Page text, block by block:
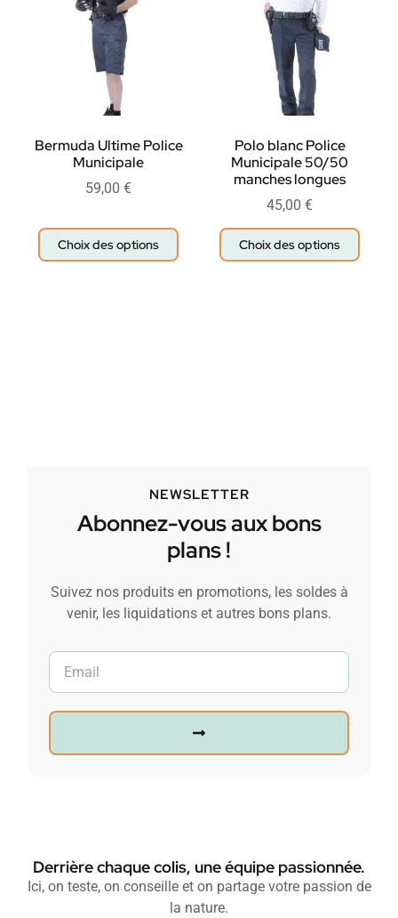
Bermuda Ultime Police
Municipale
59,00 €
Choix des options
Polo blanc Police
Municipale 50/50
manches longues
45,00 €
Choix des options
NEWSLETTER
Abonnez-vous aux bons
plans !
Suivez nos produits en promotions, les soldes à
venir, les liquidations et autres bons plans.
Derrière chaque colis, une équipe passionnée.
Ici, on teste, on conseille et on partage votre passion de
la nature.